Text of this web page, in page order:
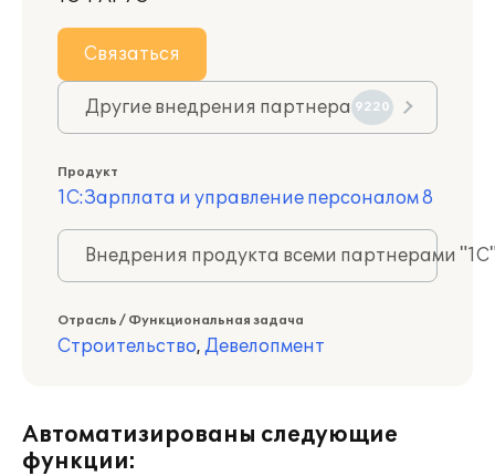
Связаться
Другие внедрения партнера 9220
Продукт
1С:Зарплата и управление персоналом 8
Внедрения продукта всеми партнерами
Отрасль / Функциональная задача
Строительство, Девелопмент
Автоматизированы следующие
функции: